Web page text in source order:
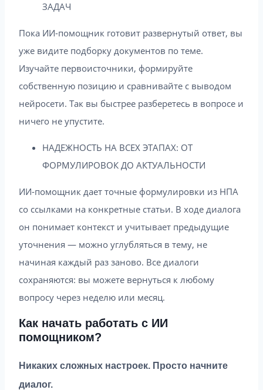
ЗАДАЧ
Пока ИИ-помощник готовит развернутый ответ, вы
уже видите подборку документов по теме.
Изучайте первоисточники, формируйте
собственную позицию и сравнивайте с выводом
нейросети. Так вы быстрее разберетесь в вопросе и
ничего не упустите.
НАДЕЖНОСТЬ НА ВСЕХ ЭТАПАХ: ОТ
ФОРМУЛИРОВОК ДО АКТУАЛЬНОСТИ
ИИ-помощник дает точные формулировки из НПА
со ссылками на конкретные статьи. В ходе диалога
он понимает контекст и учитывает предыдущие
уточнения — можно углубляться в тему, не
начиная каждый раз заново. Все диалоги
сохраняются: вы можете вернуться к любому
вопросу через неделю или месяц.
Как начать работать с ИИ
помощником?
Никаких сложных настроек. Просто начните
диалог.